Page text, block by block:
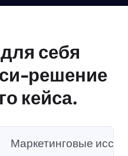
себя
решение
кейса.
Маркетинговые